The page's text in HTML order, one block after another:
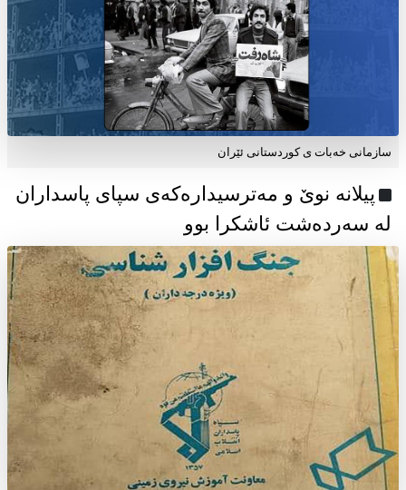
سازمانی خەبات ی كوردستانی ئێران
پیلانە نوێ و مەترسیدارەکەی سپای پاسداران
لە سەردەشت ئاشکرا بوو